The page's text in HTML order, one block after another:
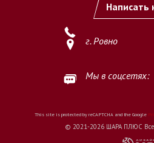
Написать
г. Ровно
Мы в соцсетях:
This site is protected by reCAPTCHA and the Google
© 2021-2026 ШАРА ПЛЮС